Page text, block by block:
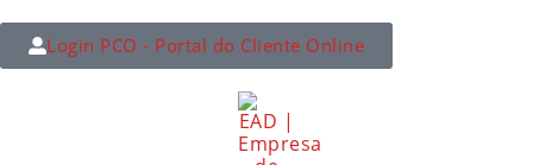
Login PCO - Portal do Cliente Online